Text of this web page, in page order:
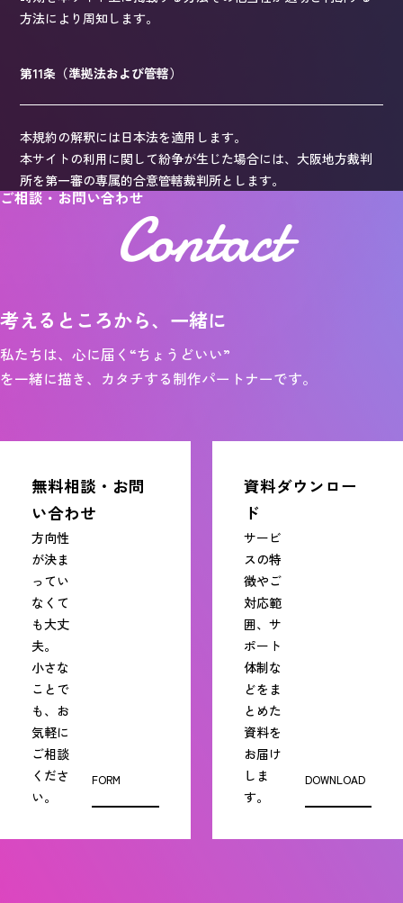
方法により周知します。
第11条（準拠法および管轄）
本規約の解釈には日本法を適用します。
本サイトの利用に関して紛争が生じた場合には、大阪地方裁判
所を第一審の専属的合意管轄裁判所とします。
ご相談・お問い合わせContact
考えるところから、一緒に
私たちは、心に届く“ちょうどいい”
を一緒に描き、カタチする制作パートナーです。
無料相談・お問
い合わせ
方向性
が決ま
ってい
なくて
も大丈
夫。
小さな
ことで
も、お
気軽に
ご相談
くださ
い。
FORM
資料ダウンロー
ド
サービ
スの特
徴やご
対応範
囲、サ
ポート
体制な
どをま
とめた
資料を
お届け
しま
す。
DOWNLOAD